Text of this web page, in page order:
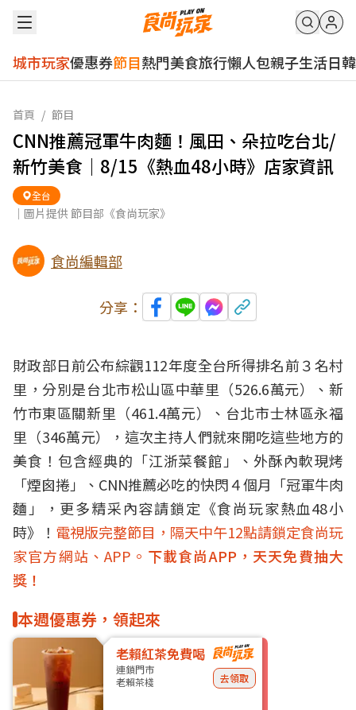
城市玩家優惠券節目熱門美食旅行懶人包親子生活日韓
首頁 / 節目
CNN推薦冠軍牛肉麵！風田、朵拉吃台北/
新竹美食｜8/15《熱血48小時》店家資訊
全台
｜圖片提供 節目部《食尚玩家》
食尚編輯部
分享：
財政部日前公布綜觀112年度全台所得排名前３名村
里，分別是台北市松山區中華里（526.6萬元）、新
竹市東區關新里（461.4萬元）、台北市士林區永福
里（346萬元），這次主持人們就來開吃這些地方的
美食！包含經典的「江浙菜餐館」、外酥內軟現烤
「煙囪捲」、CNN推薦必吃的快閃４個月「冠軍牛肉
麵」，更多精采內容請鎖定《食尚玩家熱血48小
時》！ 電視版完整節目，隔天中午12點請鎖定食尚玩
家官方網站、APP。 下載食尚APP，天天免費抽大
獎！
本週優惠券，領起來
老賴紅茶免費喝
連鎖門市
老賴茶棧
去領取